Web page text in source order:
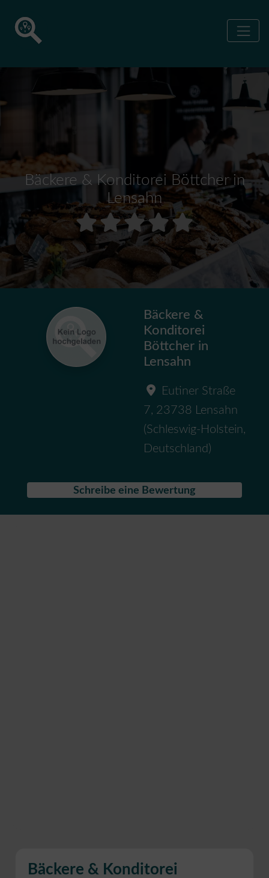
Bäckere & Konditorei Böttcher in
Lensahn
Bäckere &
Konditorei
Böttcher in
Lensahn
Eutiner Straße
7, 23738 Lensahn
(Schleswig-Holstein,
Deutschland )
Schreibe eine Bewertung
Bäckere & Konditorei